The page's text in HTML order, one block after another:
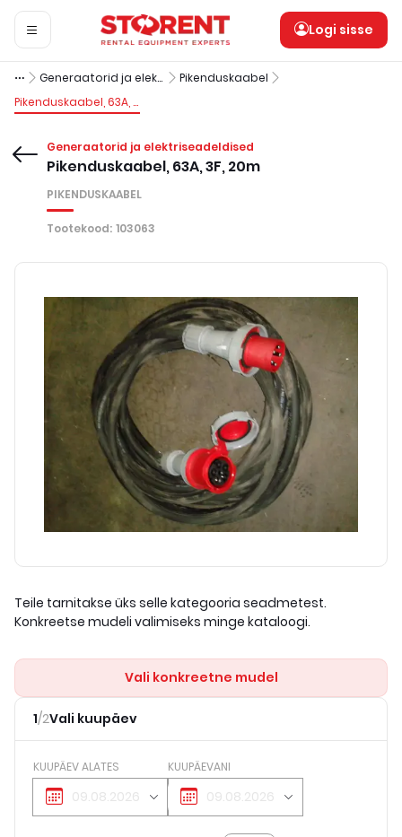
Logi sisse
Generaatorid ja elektriseadeldised
Pikenduskaabel
Pikenduskaabel, 63A, 3F, 20m
Generaatorid ja elektriseadeldised
Pikenduskaabel, 63A, 3F, 20m
PIKENDUSKAABEL
Tootekood: 103063
Teile tarnitakse üks selle kategooria seadmetest.
Konkreetse mudeli valimiseks minge kataloogi.
Vali konkreetne mudel
1/2Vali kuupäev
KUUPÄEV ALATES KUUPÄEVANI